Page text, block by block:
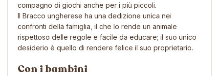
compagno di giochi anche per i più piccoli.
Il Bracco ungherese ha una dedizione unica nei
confronti della famiglia, il che lo rende un animale
rispettoso delle regole e facile da educare; il suo unico
desiderio è quello di rendere felice il suo proprietario.
Con i bambini